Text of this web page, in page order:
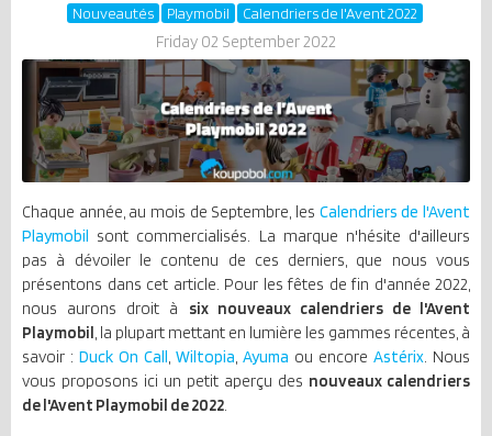
CATALOGUES PLAYMOBIL
LES PLAYMOBIL LES PLUS CHERS
DERNIERS PLAYMOBIL AJOUTÉS
Nouveautés Playmobil Calendriers de l'Avent 2022
Friday 02 September 2022
Chaque année, au mois de Septembre, les Calendriers de l'Avent
Playmobil sont commercialisés. La marque n'hésite d'ailleurs
pas à dévoiler le contenu de ces derniers, que nous vous
présentons dans cet article. Pour les fêtes de fin d'année 2022,
nous aurons droit à six nouveaux calendriers de l'Avent
Playmobil, la plupart mettant en lumière les gammes récentes, à
savoir : Duck On Call, Wiltopia, Ayuma ou encore Astérix. Nous
vous proposons ici un petit aperçu des nouveaux calendriers
de l'Avent Playmobil de 2022.